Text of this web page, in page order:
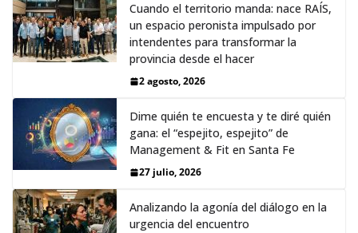
Cuando el territorio manda: nace RAÍS,
un espacio peronista impulsado por
intendentes para transformar la
provincia desde el hacer
2 agosto, 2026
Dime quién te encuesta y te diré quién
gana: el “espejito, espejito” de
Management & Fit en Santa Fe
27 julio, 2026
Analizando la agonía del diálogo en la
urgencia del encuentro